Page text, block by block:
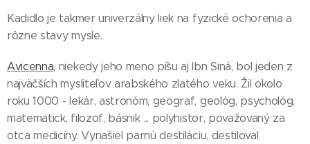
Kadidlo je takmer univerzálny liek na fyzické ochorenia a
rôzne stavy mysle.
Avicenna, niekedy jeho meno píšu aj Ibn Siná, bol jeden z
najväčších mysliteľov arabského zlatého veku. Žil okolo
roku 1000 - lekár, astronóm, geograf, geológ, psychológ,
matematick, filozof, básnik ... polyhistor, považovaný za
otca medicíny. Vynašiel parnú destiláciu, destiloval